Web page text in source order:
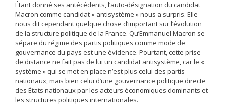
Étant donné ses antécédents, l’auto-désignation du candidat
Macron comme candidat « antisystème » nous a surpris. Elle
nous dit cependant quelque chose d’important sur l’évolution
de la structure politique de la France. Qu’Emmanuel Macron se
sépare du régime des partis politiques comme mode de
gouvernance du pays est une évidence. Pourtant, cette prise
de distance ne fait pas de lui un candidat antisystème, car le «
système » qui se met en place n’est plus celui des partis
nationaux, mais bien celui d’une gouvernance politique directe
des États nationaux par les acteurs économiques dominants et
les structures politiques internationales.